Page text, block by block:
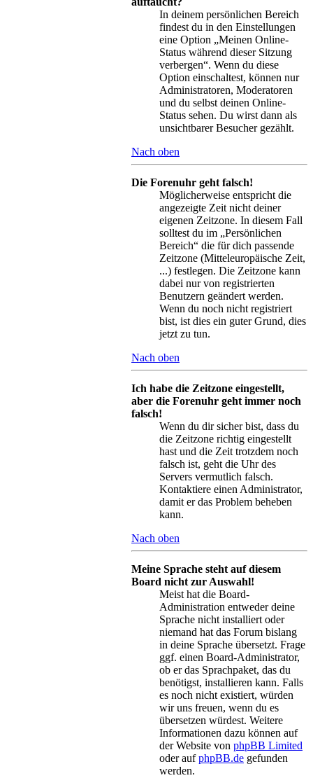
In deinem persönlichen Bereich
findest du in den Einstellungen
eine Option „Meinen Online-
Status während dieser Sitzung
verbergen“. Wenn du diese
Option einschaltest, können nur
Administratoren, Moderatoren
und du selbst deinen Online-
Status sehen. Du wirst dann als
unsichtbarer Besucher gezählt.
Nach oben
Die Forenuhr geht falsch!
Möglicherweise entspricht die
angezeigte Zeit nicht deiner
eigenen Zeitzone. In diesem Fall
solltest du im „Persönlichen
Bereich“ die für dich passende
Zeitzone (Mitteleuropäische Zeit,
...) festlegen. Die Zeitzone kann
dabei nur von registrierten
Benutzern geändert werden.
Wenn du noch nicht registriert
bist, ist dies ein guter Grund, dies
jetzt zu tun.
Nach oben
Ich habe die Zeitzone eingestellt,
aber die Forenuhr geht immer noch
falsch!
Wenn du dir sicher bist, dass du
die Zeitzone richtig eingestellt
hast und die Zeit trotzdem noch
falsch ist, geht die Uhr des
Servers vermutlich falsch.
Kontaktiere einen Administrator,
damit er das Problem beheben
kann.
Nach oben
Meine Sprache steht auf diesem
Board nicht zur Auswahl!
Meist hat die Board-
Administration entweder deine
Sprache nicht installiert oder
niemand hat das Forum bislang
in deine Sprache übersetzt. Frage
ggf. einen Board-Administrator,
ob er das Sprachpaket, das du
benötigst, installieren kann. Falls
es noch nicht existiert, würden
wir uns freuen, wenn du es
übersetzen würdest. Weitere
Informationen dazu können auf
der Website von phpBB Limited
oder aufphpBB.de gefunden
werden.